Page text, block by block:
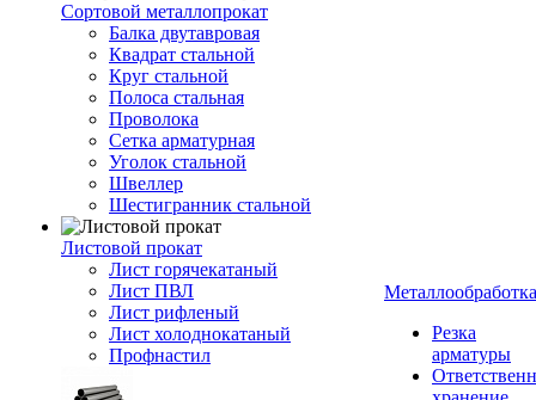
Сортовой металлопрокат
Балка двутавровая
Квадрат стальной
Круг стальной
Полоса стальная
Проволока
Сетка арматурная
Уголок стальной
Швеллер
Шестигранник стальной
Листовой прокат
Лист горячекатаный
Лист ПВЛ
Лист рифленый
Лист холоднокатаный
Профнастил
Металлообработка
Резка
арматуры